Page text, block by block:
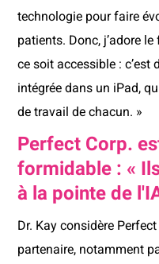
technologie pour faire
patients. Donc, j’adore
ce soit accessible : c’est
intégrée dans un iPad,
de travail de chacun. »
Perfect Corp.
formidable : «
à la pointe de
Dr. Kay considère
partenaire, notamment